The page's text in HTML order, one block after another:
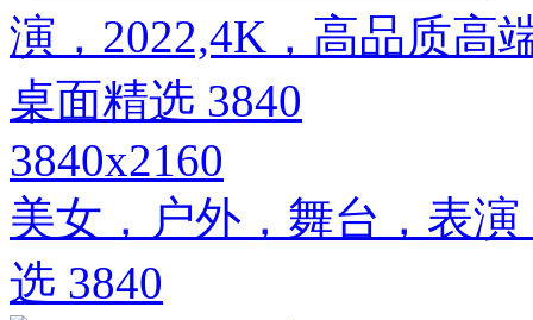
3840x2160
美女，户外，舞台，表
选 3840